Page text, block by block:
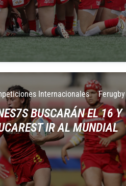
Internacionales Ferugby
BUSCARÁN EL 16 Y
IR AL MUNDIAL